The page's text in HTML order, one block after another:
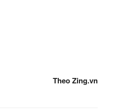
Theo Zing.vn